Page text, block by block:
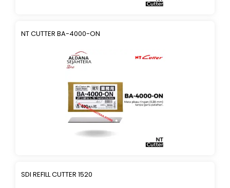
NT CUTTER BA-4000-ON
SDI REFILL CUTTER 1520